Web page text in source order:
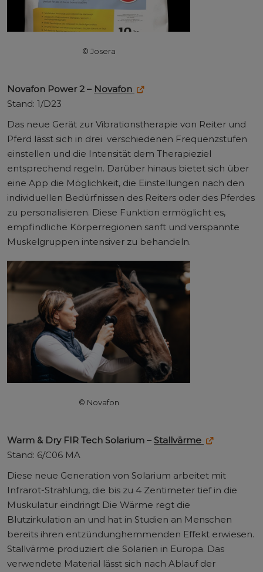
© Josera
Novafon Power 2 – Novafon
Stand: 1/D23
Das neue Gerät zur Vibrationstherapie von Reiter und
Pferd lässt sich in drei verschiedenen Frequenzstufen
einstellen und die Intensität dem Therapieziel
entsprechend regeln. Darüber hinaus bietet sich über
eine App die Möglichkeit, die Einstellungen nach den
individuellen Bedürfnissen des Reiters oder des Pferdes
zu personalisieren. Diese Funktion ermöglicht es,
empfindliche Körperregionen sanft und verspannte
Muskelgruppen intensiver zu behandeln.
© Novafon
Warm & Dry FIR Tech Solarium – Stallvärme
Stand: 6/C06 MA
Diese neue Generation von Solarium arbeitet mit
Infrarot-Strahlung, die bis zu 4 Zentimeter tief in die
Muskulatur eindringt Die Wärme regt die
Blutzirkulation an und hat in Studien an Menschen
bereits ihren entzündunghemmenden Effekt erwiesen.
Stallvärme produziert die Solarien in Europa. Das
verwendete Material lässt sich nach Ablauf der